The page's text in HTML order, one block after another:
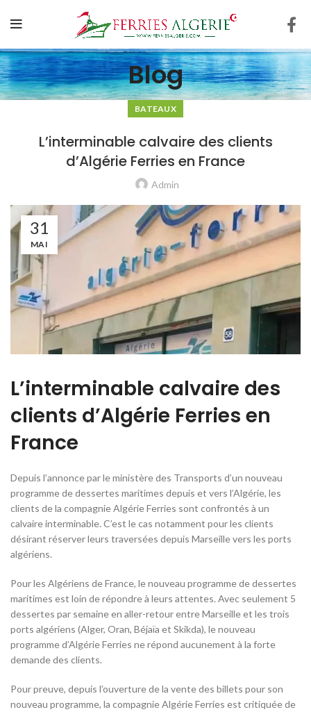
Blog
BATEAUX
L’interminable calvaire des clients
d’Algérie Ferries en France
Admin
31
MAI
L’interminable calvaire des
clients d’Algérie Ferries en
France
Depuis l’annonce par le ministère des Transports d’un nouveau
programme de dessertes maritimes depuis et vers l’Algérie, les
clients de la compagnie Algérie Ferries sont confrontés à un
calvaire interminable. C’est le cas notamment pour les clients
désirant réserver leurs traversées depuis Marseille vers les ports
algériens.
Pour les Algériens de France, le nouveau programme de dessertes
maritimes est loin de répondre à leurs attentes. Avec seulement 5
dessertes par semaine en aller-retour entre Marseille et les trois
ports algériens (Alger, Oran, Béjaïa et Skikda), le nouveau
programme d’Algérie Ferries ne répond aucunement à la forte
demande des clients.
Pour preuve, depuis l’ouverture de la vente des billets pour son
nouveau programme, la compagnie Algérie Ferries est critiquée de